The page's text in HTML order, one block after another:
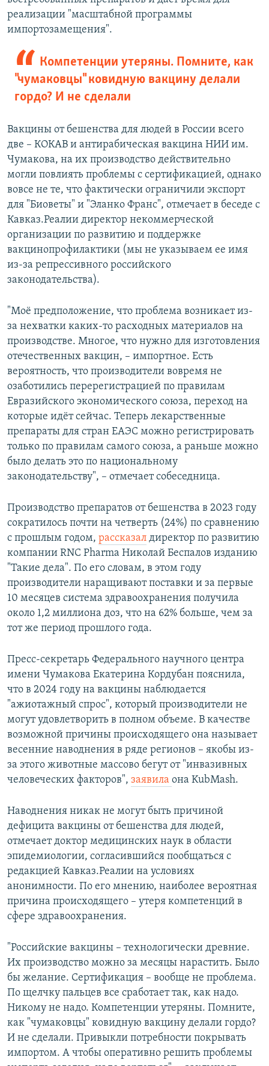
реализации "масштабной программы
импортозамещения".
Компетенции утеряны. Помните, как
"чумаковцы" ковидную вакцину делали
гордо? И не сделали
Вакцины от бешенства для людей в России всего
две – КОКАВ и антирабическая вакцина НИИ им.
Чумакова, на их производство действительно
могли повлиять проблемы с сертификацией, однако
вовсе не те, что фактически ограничили экспорт
для "Биоветы" и "Эланко Франс", отмечает в беседе с
Кавказ.Реалии директор некоммерческой
организации по развитию и поддержке
вакцинопрофилактики (мы не указываем ее имя
из-за репрессивного российского
законодательства).
"Моё предположение, что проблема возникает из-
за нехватки каких-то расходных материалов на
производстве. Многое, что нужно для изготовления
отечественных вакцин, – импортное. Есть
вероятность, что производители вовремя не
озаботились перерегистрацией по правилам
Евразийского экономического союза, переход на
которые идёт сейчас. Теперь лекарственные
препараты для стран ЕАЭС можно регистрировать
только по правилам самого союза, а раньше можно
было делать это по национальному
законодательству", – отмечает собеседница.
Производство препаратов от бешенства в 2023 году
сократилось почти на четверть (24%) по сравнению
с прошлым годом, рассказал директор по развитию
компании RNC Pharma Николай Беспалов изданию
"Такие дела". По его словам, в этом году
производители наращивают поставки и за первые
10 месяцев система здравоохранения получила
около 1,2 миллиона доз, что на 62% больше, чем за
тот же период прошлого года.
Пресс-секретарь Федерального научного центра
имени Чумакова Екатерина Кордубан пояснила,
что в 2024 году на вакцины наблюдается
"ажиотажный спрос", который производители не
могут удовлетворить в полном объеме. В качестве
возможной причины происходящего она называет
весенние наводнения в ряде регионов – якобы из-
за этого животные массово бегут от "инвазивных
человеческих факторов", заявила она KubMash.
Наводнения никак не могут быть причиной
дефицита вакцины от бешенства для людей,
отмечает доктор медицинских наук в области
эпидемиологии, согласившийся пообщаться с
редакцией Кавказ.Реалии на условиях
анонимности. По его мнению, наиболее вероятная
причина происходящего – утеря компетенций в
сфере здравоохранения.
"Российские вакцины – технологически древние.
Их производство можно за месяцы нарастить. Было
бы желание. Сертификация – вообще не проблема.
По щелчку пальцев все сработает так, как надо.
Никому не надо. Компетенции утеряны. Помните,
как "чумаковцы" ковидную вакцину делали гордо?
И не сделали. Привыкли потребности покрывать
импортом. А чтобы оперативно решить проблемы